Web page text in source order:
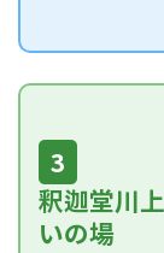
3
釈迦堂川
いの場